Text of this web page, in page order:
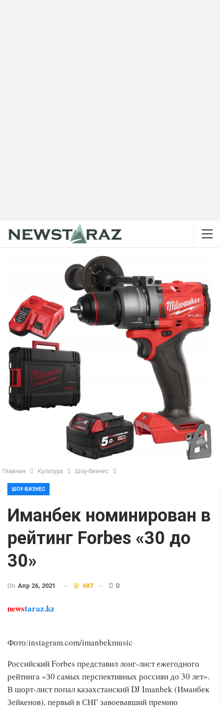
Главная Культура Шоу-бизнес
ШОУ-БИЗНЕС
Иманбек номинирован в
рейтинг Forbes «30 до
30»
On Апр 26, 2021 687 0
newstaraz.kz
Фото:instagram.com/imanbekmusic
Российский Forbes представил лонг-лист ежегодного
рейтинга «З0 самых перспективных россиян до 30 лет».
В шорт-лист попал казахстанский DJ Imanbek (Иманбек
Зейкенов), первый в СНГ завоевавший премию